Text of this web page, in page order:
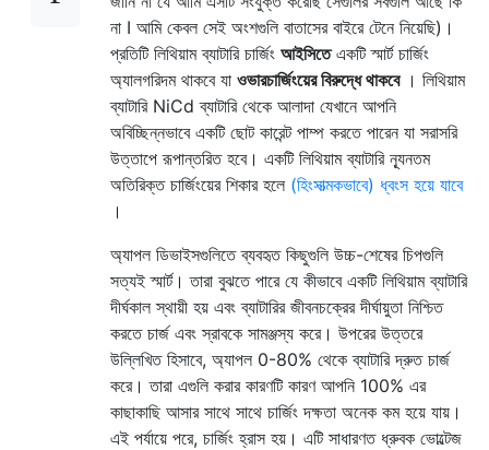
না I আমি কেবল সেই অংশগুলি বাতাসের বাইরে টেনে নিয়েছি)।
প্রতিটি লিথিয়াম ব্যাটারি চার্জিং আইসিতেএকটি স্মার্ট চার্জিং
অ্যালগরিদম থাকবে যা ওভারচার্জিংয়ের বিরুদ্ধে থাকবে। লিথিয়াম
ব্যাটারি NiCd ব্যাটারি থেকে আলাদা যেখানে আপনি
অবিচ্ছিন্নভাবে একটি ছোট কারেন্ট পাম্প করতে পারেন যা সরাসরি
উত্তাপে রূপান্তরিত হবে। একটি লিথিয়াম ব্যাটারি ন্যূনতম
অতিরিক্ত চার্জিংয়ের শিকার হলে (হিংসাত্মকভাবে) ধ্বংস হয়ে যাবে
।
অ্যাপল ডিভাইসগুলিতে ব্যবহৃত কিছুগুলি উচ্চ-শেষের চিপগুলি
সত্যই স্মার্ট। তারা বুঝতে পারে যে কীভাবে একটি লিথিয়াম ব্যাটারি
দীর্ঘকাল স্থায়ী হয় এবং ব্যাটারির জীবনচক্রের দীর্ঘায়ুতা নিশ্চিত
করতে চার্জ এবং স্রাবকে সামঞ্জস্য করে। উপরের উত্তরে
উল্লিখিত হিসাবে, অ্যাপল 0-80% থেকে ব্যাটারি দ্রুত চার্জ
করে। তারা এগুলি করার কারণটি কারণ আপনি 100% এর
কাছাকাছি আসার সাথে সাথে চার্জিং দক্ষতা অনেক কম হয়ে যায়।
এই পর্যায়ে পরে, চার্জিং হ্রাস হয়। এটি সাধারণত ধ্রুবক ভোল্টেজ